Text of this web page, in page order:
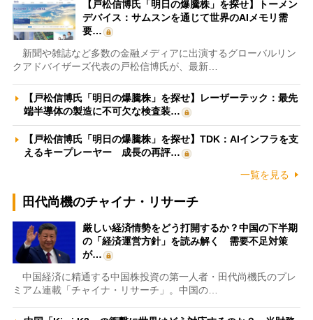
【戸松信博氏「明日の爆騰株」を探せ】トーメン
デバイス：サムスンを通じて世界のAIメモリ需
要…
新聞や雑誌など多数の金融メディアに出演するグローバルリン
クアドバイザーズ代表の戸松信博氏が、最新…
【戸松信博氏「明日の爆騰株」を探せ】レーザーテック：最先
端半導体の製造に不可欠な検査装…
【戸松信博氏「明日の爆騰株」を探せ】TDK：AIインフラを支
えるキープレーヤー 成長の再評…
一覧を見る
田代尚機のチャイナ・リサーチ
厳しい経済情勢をどう打開するか？中国の下半期
の「経済運営方針」を読み解く 需要不足対策
が…
中国経済に精通する中国株投資の第一人者・田代尚機氏のプレ
ミアム連載「チャイナ・リサーチ」。中国の…